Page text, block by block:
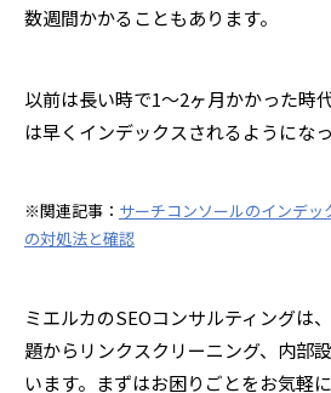
数週間かかることもあります。
以前は長い時で1～2ヶ月かかった時
は早くインデックスされるようになっ
※関連記事： サーチコンソールのインデ
の対処法と確認
ミエルカのSEOコンサルティングは
題からリンクスクリーニング、内部
います。まずはお困りごとをお気軽